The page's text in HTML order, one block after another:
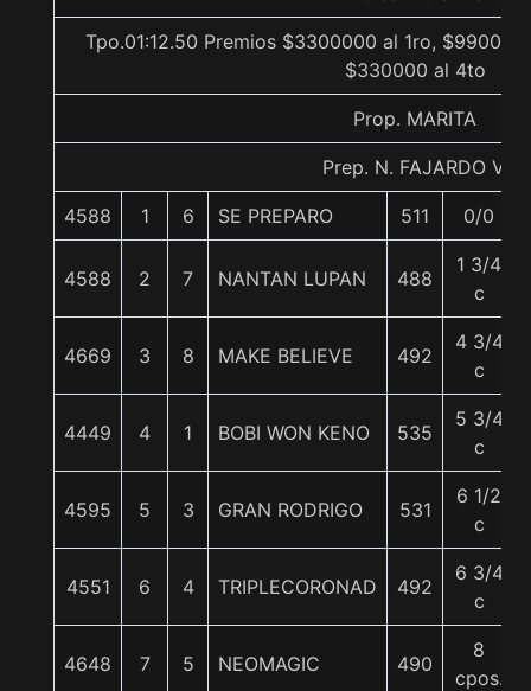
Tpo.01:12.50 Premios $3300000 al 1ro,
$330000 al 4to
Prop. MARITA
Prep. N. FAJARDO V.
4588 1 6 SE PREPARO 511 0/0
4588 2 7 NANTAN LUPAN 488
1 3/4
c
4669 3 8 MAKE BELIEVE 492
4 3/4
c
4449 4 1 BOBI WON KENO 535
5 3/4
c
4595 5 3 GRAN RODRIGO 531
6 1/2
c
4551 6 4 TRIPLECORONAD 492
6 3/4
c
4648 7 5 NEOMAGIC 490
8
cpos.